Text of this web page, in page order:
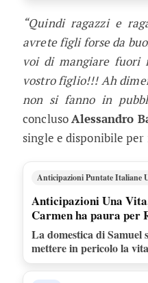
“Quindi ragazzi e
avrete figli forse da
voi di mangiare fuori
vostro figlio!!! Ah
non si fanno in
conclusoAlessandro
single e disponibile
Anticipazioni Puntate Italiane
Anticipazioni Una
Carmen ha paura per
La domestica di Samuel
mettere in pericolo la